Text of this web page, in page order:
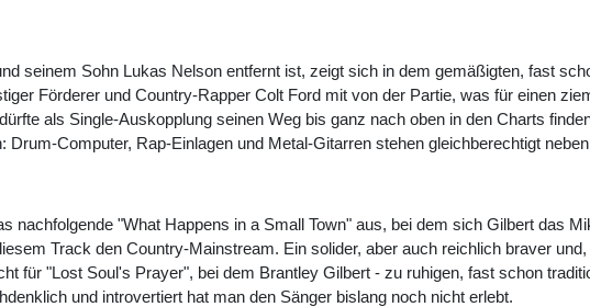
seinem Sohn Lukas Nelson entfernt ist, zeigt sich in dem gemäßigten, fast
Förderer und Country-Rapper Colt Ford mit von der Partie, was für einen
als Single-Auskopplung seinen Weg bis ganz nach oben in den Charts
Computer, Rap-Einlagen und Metal-Gitarren stehen gleichberechtigt
nachfolgende "What Happens in a Small Town" aus, bei dem sich Gilbert das
Track den Country-Mainstream. Ein solider, aber auch reichlich braver
für "Lost Soul's Prayer", bei dem Brantley Gilbert - zu ruhigen, fast schon
und introvertiert hat man den Sänger bislang noch nicht erlebt.